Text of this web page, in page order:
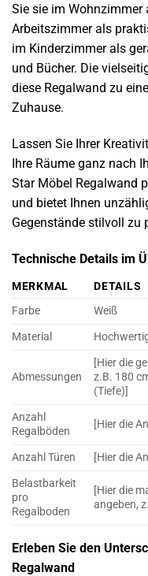
Sie sie im Wohnzimmer
Arbeitszimmer als
im Kinderzimmer als
und Bücher. Die
diese Regalwand zu
Zuhause.
Lassen Sie Ihrer
Ihre Räume ganz nach
Star Möbel Regalwand
und bietet Ihnen
Gegenstände stilvoll zu
Technische Details im
MERKMAL
DETAILS
Farbe
Weiß
Material
Abmessungen
[Hier die
z.B. 180
(Tiefe)]
Anzahl
Regalböden
[Hier die
Anzahl Türen
[Hier die
Belastbarkeit
pro
Regalboden
[Hier die
angeben,
Erleben Sie den
Regalwand